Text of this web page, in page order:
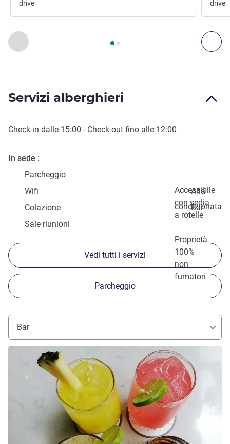
Precedente - Arte cultura e svago
Pagina , Arte cultura e svago 1 :, Arte cultura e svago 2 :
drive drive
Servizi alberghieri
Check-in dalle 15:00 - Check-out fino alle 12:00
In sede
Parcheggio
Accessibile
con sedia
a rotelle
Wifi
Aria
condizionata
Colazione
Bar
Sale riunioni
Proprietà
100%
non
fumatori
Vedi tutti i servizi
Parcheggio
Bar
Visualizza dettagli